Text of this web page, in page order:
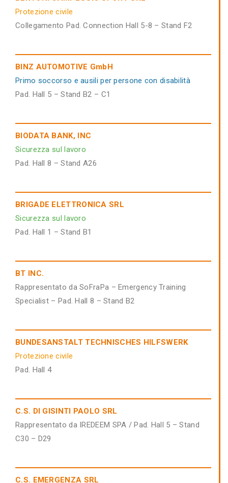
Protezione civile
Collegamento Pad. Connection Hall 5-8 – Stand F2
BINZ AUTOMOTIVE GmbH
Primo soccorso e ausili per persone con disabilità
Pad. Hall 5 – Stand B2 – C1
BIODATA BANK, INC
Sicurezza sul lavoro
Pad. Hall 8 – Stand A26
BRIGADE ELETTRONICA SRL
Sicurezza sul lavoro
Pad. Hall 1 – Stand B1
BT INC.
Rappresentato da SoFraPa – Emergency Training
Specialist – Pad. Hall 8 – Stand B2
BUNDESANSTALT TECHNISCHES HILFSWERK
Protezione civile
Pad. Hall 4
C.S. DI GISINTI PAOLO SRL
Rappresentato da IREDEEM SPA / Pad. Hall 5 – Stand
C30 – D29
C.S. EMERGENZA SRL